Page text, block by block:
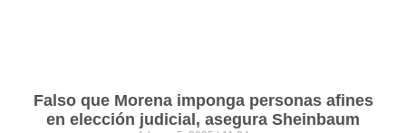
Falso que Morena imponga personas afines
en elección judicial, asegura Sheinbaum